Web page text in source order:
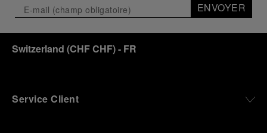
ENVOYER
Switzerland (CHF CHF)- FR
Service Client